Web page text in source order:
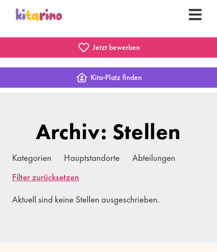
Jetzt bewerben
Kita-Platz finden
Archiv: Stellen
Kategorien Hauptstandorte
Abteilungen
Filter zurücksetzen
Aktuell sind keine Stellen ausgeschrieben.